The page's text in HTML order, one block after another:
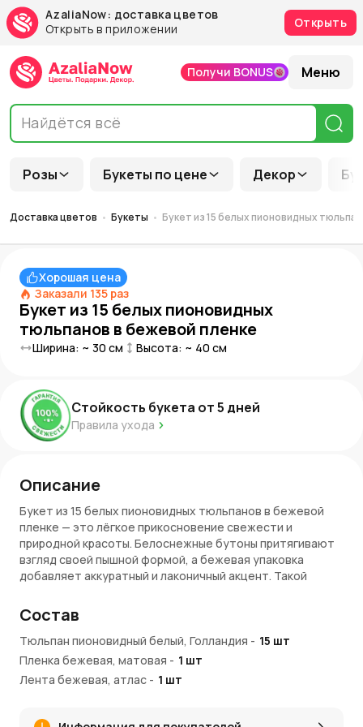
AzaliaNow: доставка цветов
Открыть в приложении
Открыть
Розы Букеты по цене Декор
Получи BONUS Меню
Доставка цветов Букеты Букет из 15 белых пионовидных
Хорошая цена
Заказали 135 раз
Букет из 15 белых пионовидных
тюльпанов в бежевой пленке
Ширина: ~ 30 см Высота: ~ 40 см
Стойкость букета от5 дней
Правила ухода
Описание
Букет из 15 белых пионовидных тюльпанов в бежевой
пленке — это лёгкое прикосновение свежести и
природной красоты. Белоснежные бутоны притягивают
взгляд своей пышной формой, а бежевая упаковка
добавляет аккуратный и лаконичный акцент. Такой
настроение.
Композиция подойдёт для самых разных поводов — от
поздравлений до простых, но душевных жестов.
Особенности букета
сдержанный вид.
Состав
Тюльпан пионовидный белый, Голландия - 15 шт
Пленка бежевая, матовая - 1 шт
Лента бежевая, атлас - 1 шт